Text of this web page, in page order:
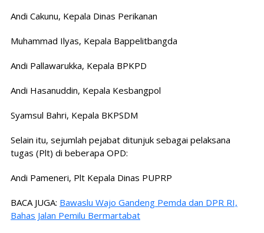
Andi Cakunu, Kepala Dinas Perikanan
Muhammad Ilyas, Kepala Bappelitbangda
Andi Pallawarukka, Kepala BPKPD
Andi Hasanuddin, Kepala Kesbangpol
Syamsul Bahri, Kepala BKPSDM
Selain itu, sejumlah pejabat ditunjuk sebagai pelaksana
tugas (Plt) di beberapa OPD:
Andi Pameneri, Plt Kepala Dinas PUPRP
BACA JUGA: Bawaslu Wajo Gandeng Pemda dan DPR RI,
Bahas Jalan Pemilu Bermartabat